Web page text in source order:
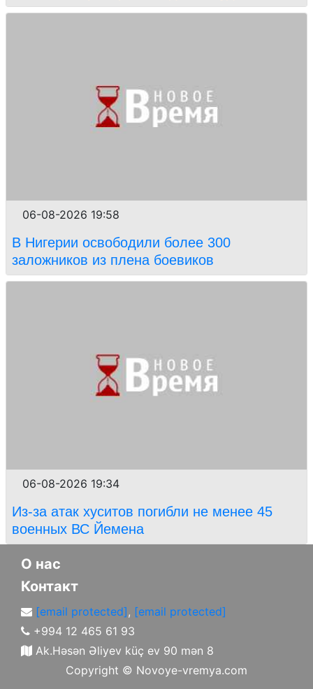
06-08-2026 19:58
В Нигерии освободили более 300
заложников из плена боевиков
06-08-2026 19:34
Из-за атак хуситов погибли не менее 45
военных ВС Йемена
О нас
Контакт
[email protected], [email protected]
+994 12 465 61 93
Ak.Həsən Əliyev küç ev 90 mən 8
Copyright © Novoye-vremya.com